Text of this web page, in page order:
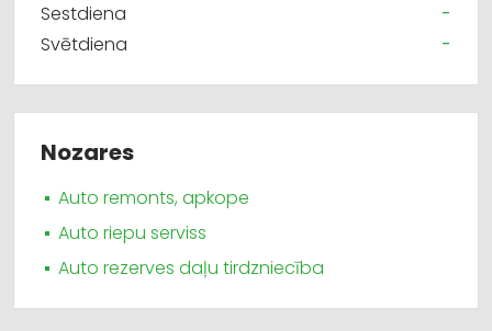
Sestdiena
-
Svētdiena
-
Nozares
Auto remonts, apkope
Auto riepu serviss
Auto rezerves daļu tirdzniecība